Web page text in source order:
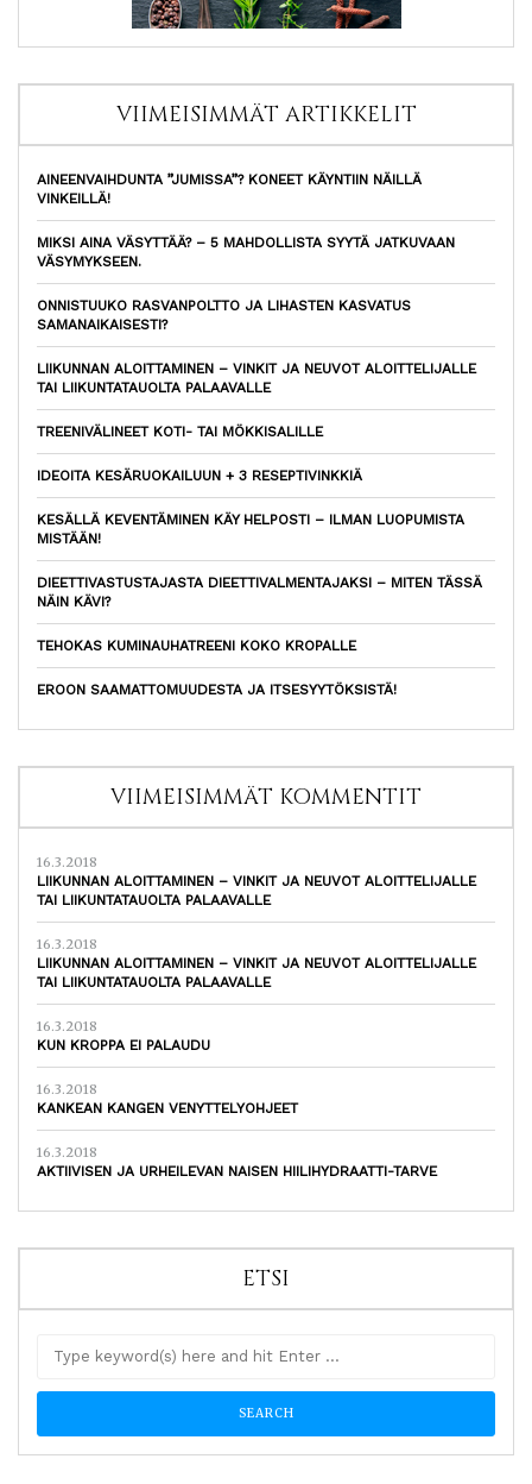
VIIMEISIMMÄT ARTIKKELIT
AINEENVAIHDUNTA ”JUMISSA”? KONEET KÄYNTIIN NÄILLÄ
VINKEILLÄ!
MIKSI AINA VÄSYTTÄÄ? – 5 MAHDOLLISTA SYYTÄ JATKUVAAN
VÄSYMYKSEEN.
ONNISTUUKO RASVANPOLTTO JA LIHASTEN KASVATUS
SAMANAIKAISESTI?
LIIKUNNAN ALOITTAMINEN – VINKIT JA NEUVOT ALOITTELIJALLE
TAI LIIKUNTATAUOLTA PALAAVALLE
TREENIVÄLINEET KOTI- TAI MÖKKISALILLE
IDEOITA KESÄRUOKAILUUN + 3 RESEPTIVINKKIÄ
KESÄLLÄ KEVENTÄMINEN KÄY HELPOSTI – ILMAN LUOPUMISTA
MISTÄÄN!
DIEETTIVASTUSTAJASTA DIEETTIVALMENTAJAKSI – MITEN TÄSSÄ
NÄIN KÄVI?
TEHOKAS KUMINAUHATREENI KOKO KROPALLE
EROON SAAMATTOMUUDESTA JA ITSESYYTÖKSISTÄ!
VIIMEISIMMÄT KOMMENTIT
16.3.2018
LIIKUNNAN ALOITTAMINEN – VINKIT JA NEUVOT ALOITTELIJALLE
TAI LIIKUNTATAUOLTA PALAAVALLE
16.3.2018
LIIKUNNAN ALOITTAMINEN – VINKIT JA NEUVOT ALOITTELIJALLE
TAI LIIKUNTATAUOLTA PALAAVALLE
16.3.2018
KUN KROPPA EI PALAUDU
16.3.2018
KANKEAN KANGEN VENYTTELYOHJEET
16.3.2018
AKTIIVISEN JA URHEILEVAN NAISEN HIILIHYDRAATTI-TARVE
ETSI